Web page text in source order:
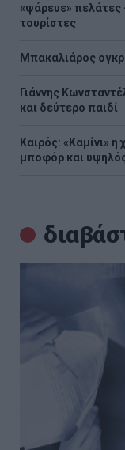
«ψάρευε» πελάτες
τουρίστες
Μπακαλιάρος
Γιάννης
και δεύτερο παιδί
Καιρός: «Καμίνι»
μποφόρ και